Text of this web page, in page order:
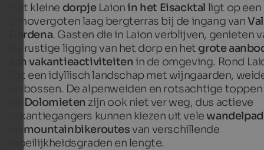
Het kleine dorpjeLaionin het Eisacktal ligt op een
zonovergoten laag bergterras bij de ingang vanVal
Gardena. Gasten die in Laion verblijven, genieten
de rustige ligging van het dorp en het grote
aan vakantieactiviteiten in de omgeving. Rond
ligt een idyllisch landschap met wijngaarden,
en bossen. De alpenweiden en rotsachtige toppen
Dolomieten zijn ook niet ver weg, dus actieve
vakantiegangers kunnen kiezen uit vele
mountainbikeroutes van verschillende
moeilijkheidsgraden en lengte.